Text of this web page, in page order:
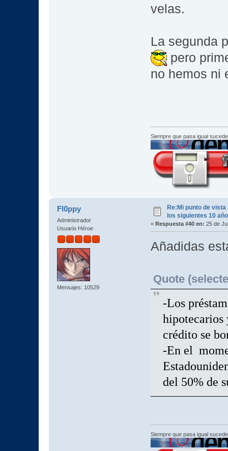
velas.
La segunda
pero
no hemos ni
Siempre que pasa igual
Fl0ppy
Administrador
Usuario Héroe
Mensajes: 10529
Re:Mi punto de
los siguientes 10
« Respuesta #40 en: 25 de
Añadidas
Quote
-Los
hipotecarios
crédito se
-En el
del 50% de
Siempre que pasa igual